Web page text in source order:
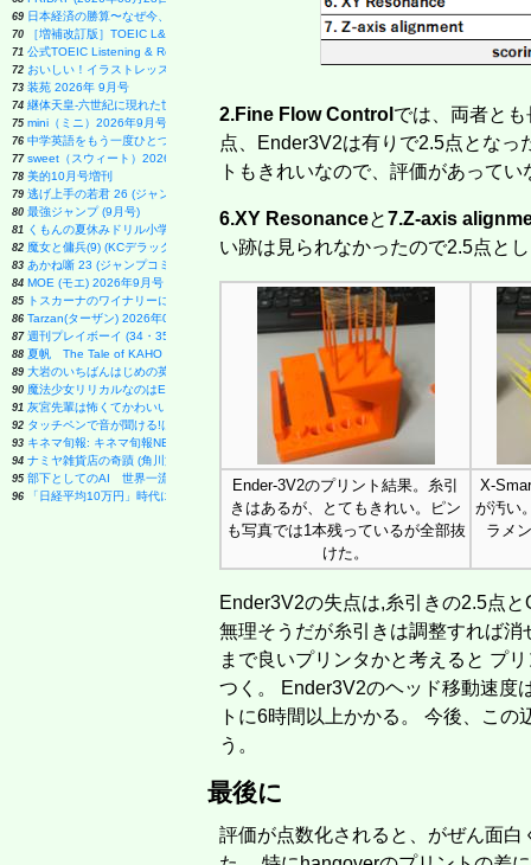
69 日本経済の勝算〜なぜ今、世界が日本に注目するのか〜
70 ［増補改訂版］TOEIC L&R TEST 出る単特急 金のフレーズ (TOEIC TEST 特急シリーズ)
71 公式TOEIC Listening & Reading 問題集 12
72 おいしい！イラストレッスン クレパスで描きました
73 装苑 2026年 9月号
74 継体天皇-六世紀に現れた世襲王権の「始祖王」 (中公新書 2910)
75 mini（ミニ）2026年9月号
76 中学英語をもう一度ひとつひとつわかりやすく。改訂版
77 sweet（スウィート）2026年10月号増刊【表紙：本田響矢】
78 美的10月号増刊
79 逃げ上手の若君 26 (ジャンプコミックス)
80 最強ジャンプ (9月号)
81 くもんの夏休みドリル小学1年生
82 魔女と傭兵(9) (KCデラックス)
83 あかね噺 23 (ジャンプコミックス)
84 MOE (モエ) 2026年9月号 [雑誌]（巻頭特集 「ちいかわ」と心に寄り添うキャラクターたち
85 トスカーナのワイナリーに嫁いで学んだ マンマのイタリア料理レシピ
86 Tarzan(ターザン) 2026年08月27日号 No.931号 [自律神経ゆったりメンテナンス術]
87 週刊プレイボーイ (34・35号)
88 夏帆 The Tale of KAHO
89 大岩のいちばんはじめの英文法【超基礎文法編】 (東進ブックス 名人の授業シリーズ)
90 魔法少女リリカルなのはEXCEEDS(3) (シリウスKC)
91 灰宮先輩は怖くてかわいい(3) (ガンガンコミックスUP!)
92 タッチペンで音が聞ける!はじめてずかん1000 英語つき ([バラエティ])
93 キネマ旬報: キネマ旬報NEXT Vol.72 (09号増刊)
94 ナミヤ雑貨店の奇蹟 (角川文庫)
95 部下としてのAI 世界一流エンジニアの進化術
96 「日経平均10万円」時代に備えろ (日経ビジネス人文庫)
2.Fine Flow Control では、両者と
点、Ender3V2は有りで2.5点とな
トもきれいなので、評価があってい
6.XY Resonanceと7.Z-axis
い跡は見られなかったので2.5点と
Ender-3V2のプリント結果。糸引
きはあるが、とてもきれい。ピン
も写真では1本残っているが全部抜
けた。
X-
が汚い
ラメ
Ender3V2の失点は,糸引きの2.5点
無理そうだが糸引きは調整すれば
まで良いプリンタかと考えると プ
つく。 Ender3V2のヘッド移動速度
トに6時間以上かかる。 今後、こ
う。
最後に
評価が点数化されると、がぜん面